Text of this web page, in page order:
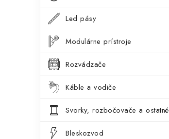
č
n
p
a
n
e
g
ó
i
e
Led pásy
Modulárne prístroje
Rozvádzače
Káble a vodiče
Svorky, rozbočovače a ostatné
Bleskozvod